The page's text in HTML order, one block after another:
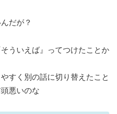
だが？
ういえば』ってつけたことか
すく別の話に切り替えたこと
悪いのな